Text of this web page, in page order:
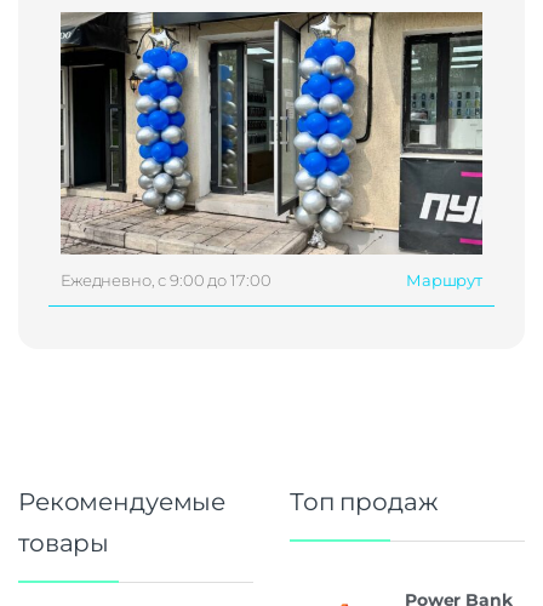
Ежедневно, с 9:00 до 17:00 Маршрут
Рекомендуемые
товары
Топ продаж
Power Bank